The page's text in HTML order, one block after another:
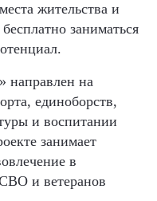
жительства и
заниматься
направлен на
единоборств,
и воспитании
занимает
в
и ветеранов